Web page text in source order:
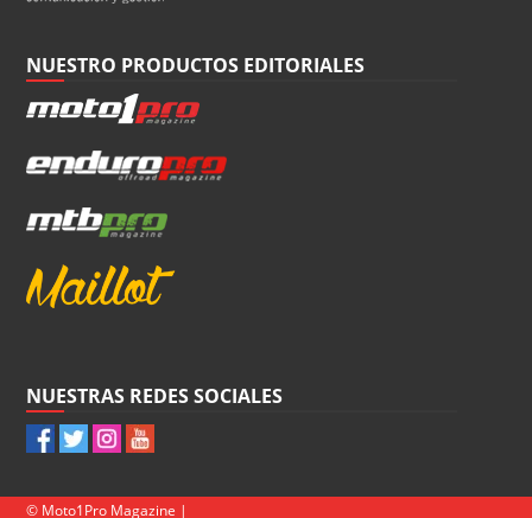
NUESTRO PRODUCTOS EDITORIALES
NUESTRAS REDES SOCIALES
© Moto1Pro Magazine |